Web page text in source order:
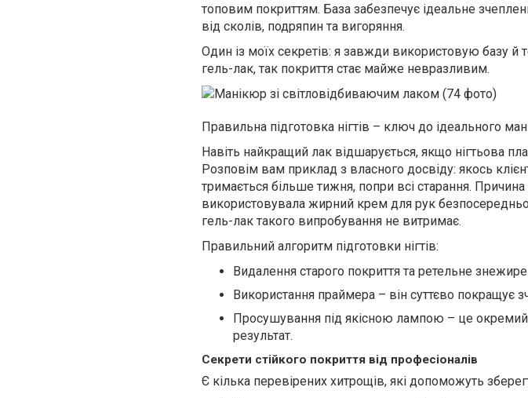
топовим покриттям. База забезпечує ідеальне
від сколів, подряпин та вигоряння.
Один із моїх секретів: я завжди використовую базу
гель-лак, так покриття стає майже невразливим.
Правильна підготовка нігтів – ключ до ідеального
Навіть найкращий лак відшарується, якщо нігтьова
Розповім вам приклад з власного досвіду: якось
тримається більше тижня, попри всі старання.
використовувала жирний крем для рук
гель-лак такого випробування не витримає.
Правильний алгоритм підготовки нігтів:
Видалення старого покриття та ретельне
Використання праймера – він суттєво покращує
Просушування під якісною лампою – це
результат.
Секрети стійкого покриття від професіоналів
Є кілька перевірених хитрощів, які допоможуть